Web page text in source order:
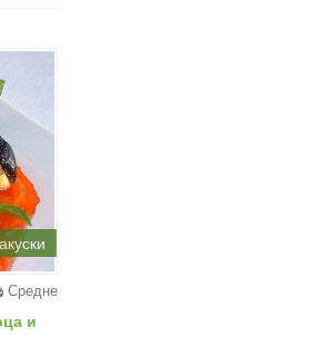
Средне
и